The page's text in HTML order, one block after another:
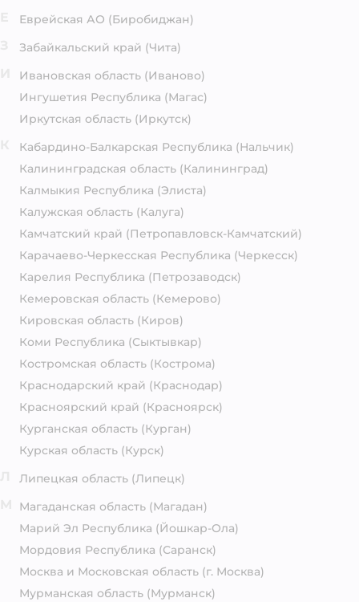
Еврейская АО (Биробиджан)
Забайкальский край (Чита)
Ивановская область (Иваново)
Ингушетия Республика (Магас)
Иркутская область (Иркутск)
Кабардино-Балкарская Республика (Нальчик)
Калининградская область (Калининград)
Калмыкия Республика (Элиста)
Калужская область (Калуга)
Камчатский край (Петропавловск-Камчатский)
Карачаево-Черкесская Республика (Черкесск)
Карелия Республика (Петрозаводск)
Кемеровская область (Кемерово)
Кировская область (Киров)
Коми Республика (Сыктывкар)
Костромская область (Кострома)
Краснодарский край (Краснодар)
Красноярский край (Красноярск)
Курганская область (Курган)
Курская область (Курск)
Липецкая область (Липецк)
Магаданская область (Магадан)
Марий Эл Республика (Йошкар-Ола)
Мордовия Республика (Саранск)
Москва и Московская область (г. Москва)
Мурманская область (Мурманск)